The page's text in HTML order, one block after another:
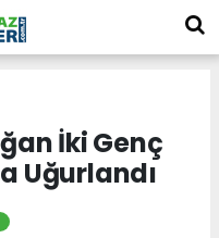
İki Genç
Uğurlandı